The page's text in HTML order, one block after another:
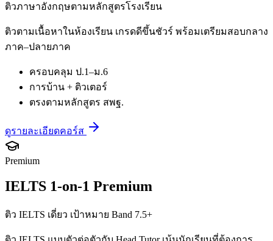
ติวภาษาอังกฤษตามหลักสูตรโรงเรียน
ติวตามเนื้อหาในห้องเรียน เกรดดีขึ้นชัวร์ พร้อมเตรียมสอบกลาง
ภาค–ปลายภาค
ครอบคลุม ป.1–ม.6
การบ้าน + ติวเตอร์
ตรงตามหลักสูตร สพฐ.
ดูรายละเอียดคอร์ส
Premium
IELTS 1-on-1 Premium
ติว IELTS เดี่ยว เป้าหมาย Band 7.5+